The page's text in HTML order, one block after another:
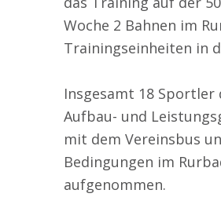
Woche 2 Bahnen im
Trainingseinheiten in
Insgesamt 18 Sportler
Aufbau- und
mit dem Vereinsbus
Bedingungen im
aufgenommen.